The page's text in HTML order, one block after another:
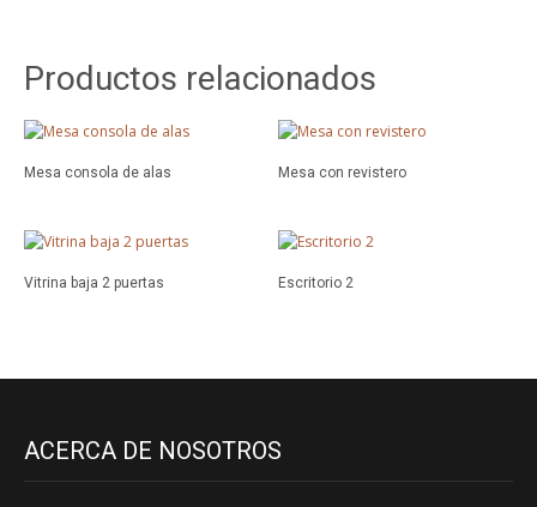
Productos relacionados
Mesa consola de alas Mesa con revistero
Vitrina baja 2 puertas Escritorio 2
ACERCA DE NOSOTROS